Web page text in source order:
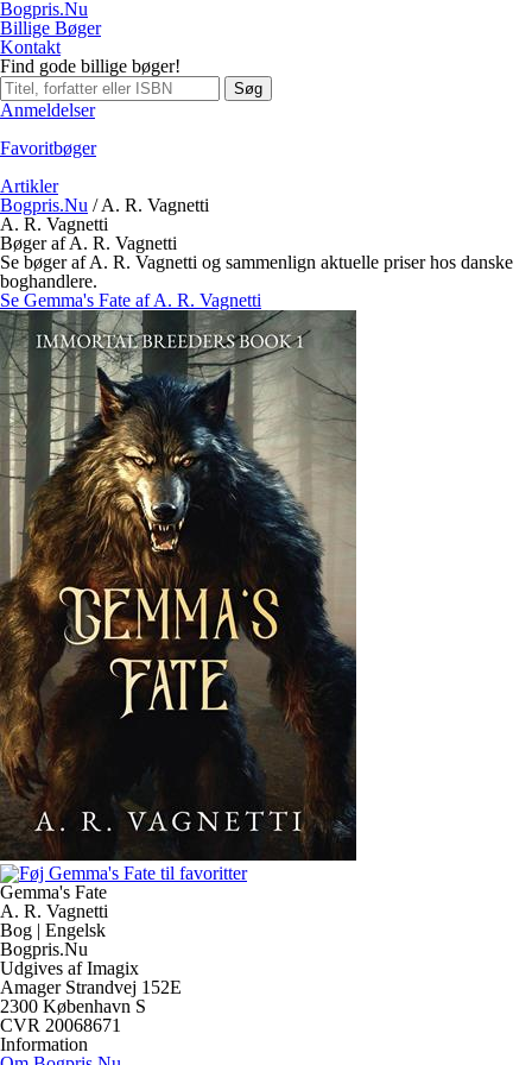
Bogpris.Nu
Billige Bøger
Kontakt
Find gode billige bøger!
Søg
Anmeldelser
Favoritbøger
Artikler
Bogpris.Nu /A. R. Vagnetti
A. R. Vagnetti
Bøger af A. R. Vagnetti
Se bøger af A. R. Vagnetti og sammenlign aktuelle priser hos danske
boghandlere.
Se Gemma's Fate af A. R. Vagnetti
Gemma's Fate
A. R. Vagnetti
Bog | Engelsk
Bogpris.Nu
Udgives af Imagix
Amager Strandvej 152E
2300 København S
CVR 20068671
Information